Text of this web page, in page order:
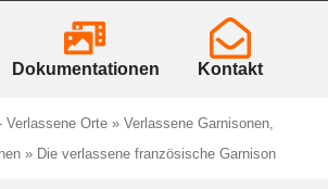
Dokumentationen Kontakt
Verlassene Orte »Verlassene Garnisonen,
» Die verlassene französische Garnison